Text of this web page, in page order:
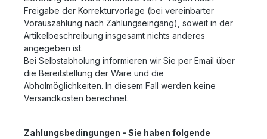
Freigabe der Korrekturvorlage (bei vereinbarter
Vorauszahlung nach Zahlungseingang), soweit in der
Artikelbeschreibung insgesamt nichts anderes
angegeben ist.
Bei Selbstabholung informieren wir Sie per Email über
die Bereitstellung der Ware und die
Abholmöglichkeiten. In diesem Fall werden keine
Versandkosten berechnet.
Zahlungsbedingungen - Sie haben folgende